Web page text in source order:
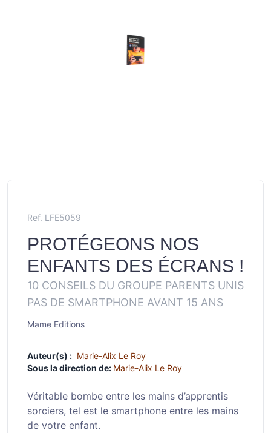
Ref. LFE5059
PROTÉGEONS NOS
ENFANTS DES ÉCRANS !
10 CONSEILS DU GROUPE PARENTS UNIS
PAS DE SMARTPHONE AVANT 15 ANS
Mame Editions
Auteur(s) : Marie-Alix Le Roy
Sous la direction de: Marie-Alix Le Roy
Véritable bombe entre les mains d’apprentis
sorciers, tel est le smartphone entre les mains
de votre enfant.